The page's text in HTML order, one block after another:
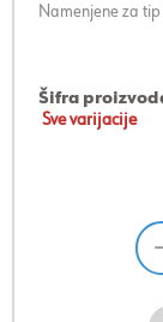
Namenjene za
Šifra
Sve varijacije